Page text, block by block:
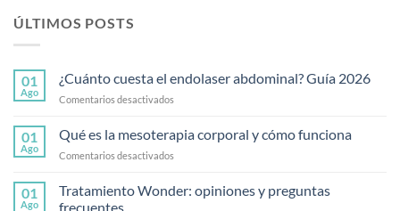
ÚLTIMOS POSTS
01
Ago
¿Cuánto cuesta el endolaser abdominal? Guía 2026
Comentarios desactivados
cuesta
el
endolaser
Guía
01
Ago
Qué es la mesoterapia corporal y cómo funciona
Comentarios desactivados
es
la
01
Ago
Tratamiento Wonder: opiniones y preguntas
frecuentes